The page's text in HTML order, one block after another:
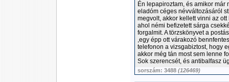
Én lepapiroztam, és amikor
eladóm céges névváltozásáról
megvolt, akkor kellett vinni az
ahol némi befizetett sárga
forgalmit. A törzskönyvet a
,egy épp ott várakozó
telefonon a vizsgabiztost, hogy
akkor még tán most sem lenne
Sok szerencsét, és antibalfasz
sorszám: 3488 (126469)